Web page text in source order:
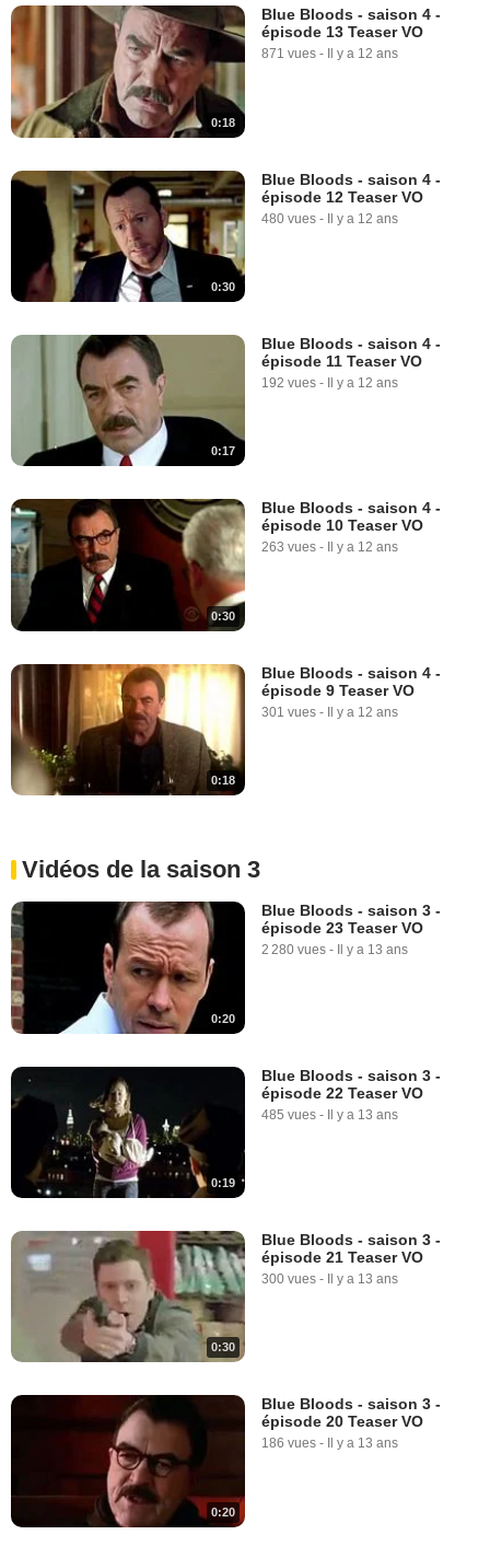
0:18
Blue Bloods - saison 4 -
épisode 13 Teaser VO
871 vues - Il y a 12 ans
0:30
Blue Bloods - saison 4 -
épisode 12 Teaser VO
480 vues - Il y a 12 ans
0:17
Blue Bloods - saison 4 -
épisode 11 Teaser VO
192 vues - Il y a 12 ans
0:30
Blue Bloods - saison 4 -
épisode 10 Teaser VO
263 vues - Il y a 12 ans
0:18
Blue Bloods - saison 4 -
épisode 9 Teaser VO
301 vues - Il y a 12 ans
Vidéos de la saison 3
0:20
Blue Bloods - saison 3 -
épisode 23 Teaser VO
2 280 vues - Il y a 13 ans
0:19
Blue Bloods - saison 3 -
épisode 22 Teaser VO
485 vues - Il y a 13 ans
0:30
Blue Bloods - saison 3 -
épisode 21 Teaser VO
300 vues - Il y a 13 ans
0:20
Blue Bloods - saison 3 -
épisode 20 Teaser VO
186 vues - Il y a 13 ans